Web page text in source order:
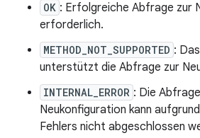
OK : Erfolgreiche Abfrage zur
erforderlich.
METHOD_NOT_SUPPORTED :
unterstützt die Abfrage zur
INTERNAL_ERROR : Die
Neukonfiguration kann
Fehlers nicht abgeschlossen